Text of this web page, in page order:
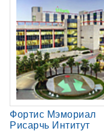
Фортис Мэмориал
Рисарчь Интитут